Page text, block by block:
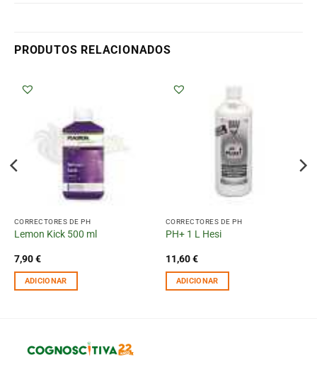
PRODUTOS RELACIONADOS
CORRECTORES DE PH
Lemon Kick 500 ml
7,90€
ADICIONAR
CORRECTORES DE PH
PH+ 1 L Hesi
11,60€
ADICIONAR